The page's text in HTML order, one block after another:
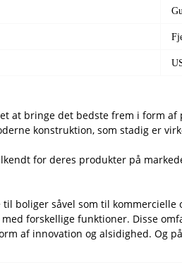
at bringe det bedste frem i form
konstruktion, som stadig er
for deres produkter på
boliger såvel som til
forskellige funktioner. Disse
af innovation og alsidighed. Og